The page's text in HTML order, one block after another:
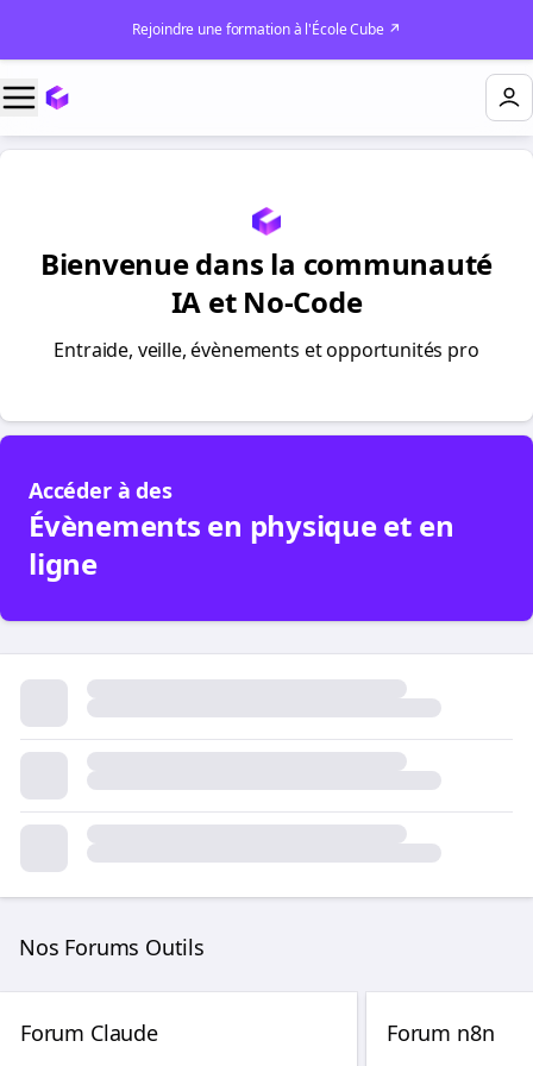
Rejoindre une formation à l'École Cube ↗
Bienvenue dans la communauté
IA et No-Code
Entraide, veille, évènements et opportunités pro
Accéder à des
Évènements en physique et en
ligne
Nos Forums Outils
Forum Claude Forum n8n